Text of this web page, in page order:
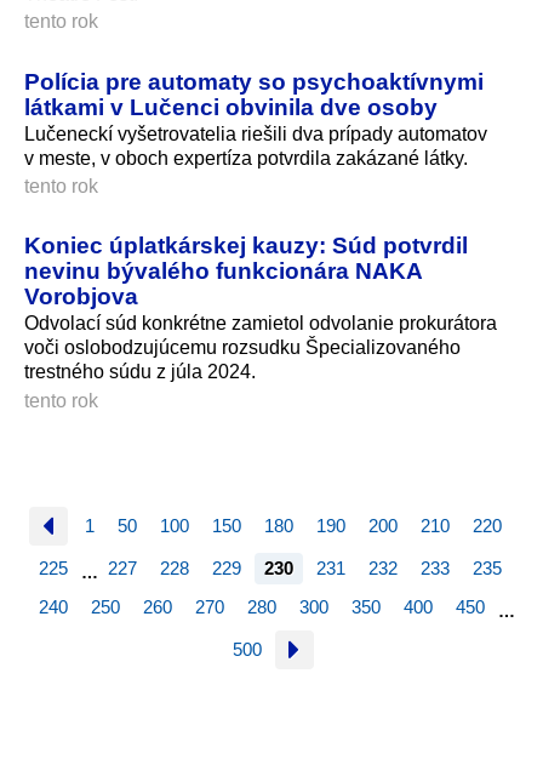
tento rok
Polícia pre automaty so psychoaktívnymi
látkami v Lučenci obvinila dve osoby
Lučeneckí vyšetrovatelia riešili dva prípady automatov
v meste, v oboch expertíza potvrdila zakázané látky.
tento rok
Koniec úplatkárskej kauzy: Súd potvrdil
nevinu bývalého funkcionára NAKA
Vorobjova
Odvolací súd konkrétne zamietol odvolanie prokurátora
voči oslobodzujúcemu rozsudku Špecializovaného
trestného súdu z júla 2024.
tento rok
1 50 100 150 180 190 200 210 220
225 … 227 228 229 230 231 232 233
235
240
250 260 270 280 300 350 400 450 …
500